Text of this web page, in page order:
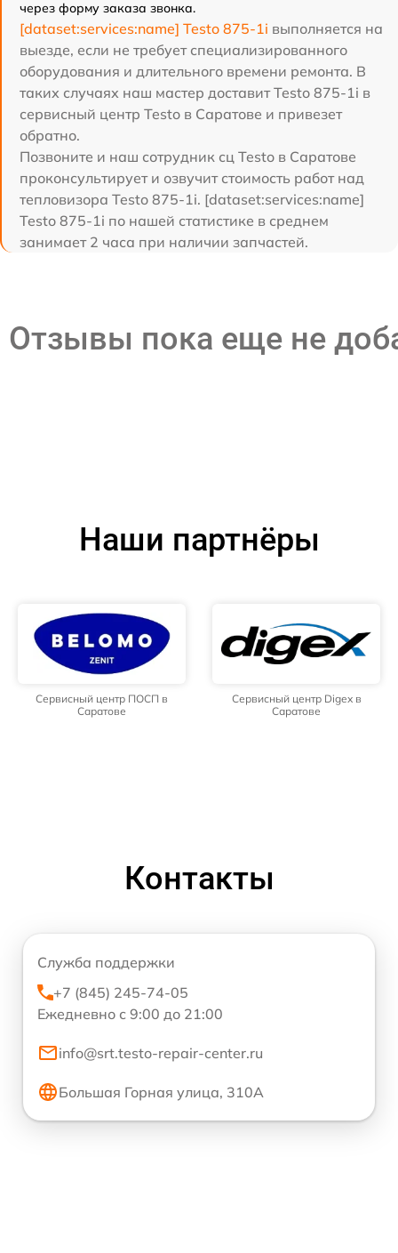
через форму заказа звонка.
[dataset:services:name] Testo 875-1i выполняется на
выезде, если не требует специализированного
оборудования и длительного времени ремонта. В
таких случаях наш мастер доставит Testo 875-1i в
сервисный центр Testo в Саратове и привезет
обратно.
Позвоните и наш сотрудник сц Testo в Саратове
проконсультирует и озвучит стоимость работ над
тепловизора Testo 875-1i. [dataset:services:name]
Testo 875-1i по нашей статистике в среднем
занимает 2 часа при наличии запчастей.
Отзывы пока еще не
Наши партнёры
Сервисный центр ПОСП в
Саратове
Сервисный центр Digex в
Саратове
Контакты
Служба поддержки
+7 (845) 245-74-05
Ежедневно с 9:00 до 21:00
info@srt.testo-repair-center.ru
Большая Горная улица, 310А